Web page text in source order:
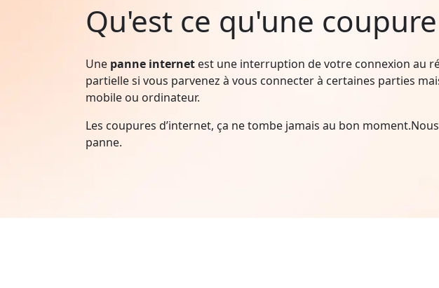
Qu'est ce qu'une
Une panne internet est une interruption de votre connexion au
partielle si vous parvenez à vous connecter à certaines parties
mobile ou ordinateur.
Les coupures d’internet, ça ne tombe jamais au bon
panne.